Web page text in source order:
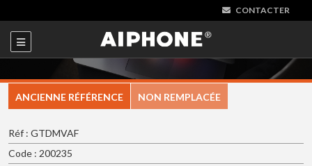
CONTACTER
ANCIENNE RÉFÉRENCE NON REMPLACÉE
Réf : GTDMVAF
Code : 200235